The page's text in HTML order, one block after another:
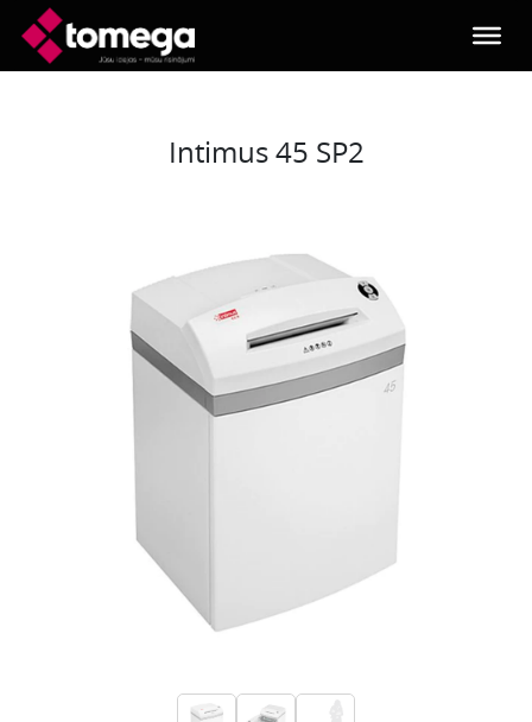
Skip to main content
Intimus 45 SP2